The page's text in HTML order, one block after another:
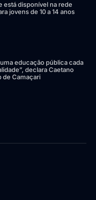
está disponível na rede
jovens de 10 a 14 anos
educação pública cada
declara Caetano
de Camaçari